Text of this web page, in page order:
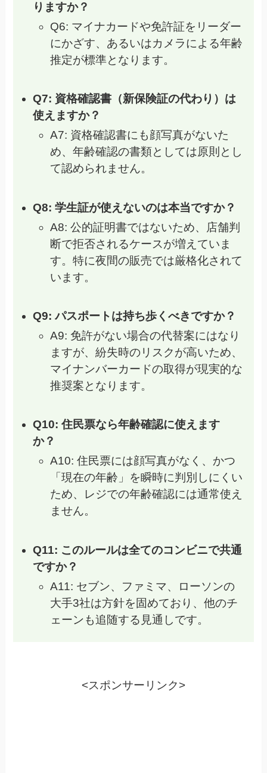
りますか？
Q6: マイナカードや免許証をリーダー
にかざす、あるいはカメラによる年齢
推定が標準となります。
Q7: 資格確認書（新保険証の代わり）は
使えますか？
A7: 資格確認書にも顔写真がないた
め、年齢確認の書類としては原則とし
て認められません。
Q8: 学生証が使えないのは本当ですか？
A8: 公的証明書ではないため、店舗判
断で拒否されるケースが増えていま
す。特に夜間の販売では厳格化されて
います。
Q9: パスポートは持ち歩くべきですか？
A9: 免許がない場合の代替案にはなり
ますが、紛失時のリスクが高いため、
マイナンバーカードの取得が現実的な
推奨案となります。
Q10: 住民票なら年齢確認に使えます
か？
A10: 住民票には顔写真がなく、かつ
「現在の年齢」を瞬時に判別しにくい
ため、レジでの年齢確認には通常使え
ません。
Q11: このルールは全てのコンビニで共通
ですか？
A11: セブン、ファミマ、ローソンの
大手3社は方針を固めており、他のチ
ェーンも追随する見通しです。
<スポンサーリンク>